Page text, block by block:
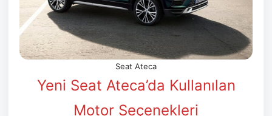
Seat Ateca
Yeni Seat Ateca’da Kullanılan
Motor Seçenekleri